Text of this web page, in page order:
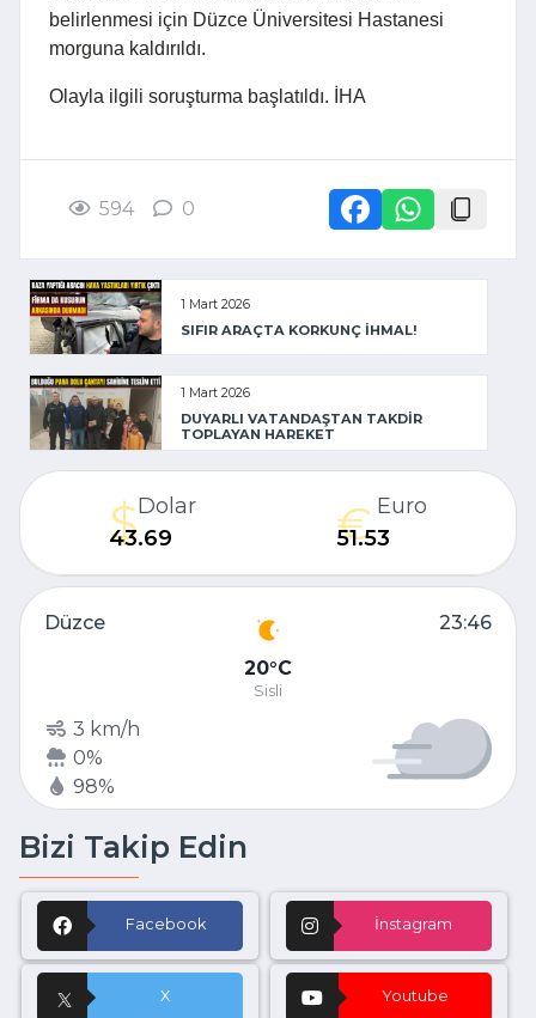
belirlenmesi için Düzce Üniversitesi Hastanesi
morguna kaldırıldı.
Olayla ilgili soruşturma başlatıldı. İHA
594 0
1 Mart 2026
SIFIR ARAÇTA KORKUNÇ İHMAL!
1 Mart 2026
DUYARLI VATANDAŞTAN TAKDİR
TOPLAYAN HAREKET
Dolar
43.69
Euro
51.53
Düzce
23:46
20 C
Sisli
3 km/h
0%
98%
Bizi Takip Edin
Facebook İnstagram
X Youtube